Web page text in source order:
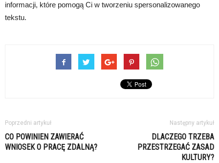
informacji, które pomogą Ci w tworzeniu spersonalizowanego
tekstu.
Poprzedni artykuł
CO POWINIEN ZAWIERAĆ
WNIOSEK O PRACĘ ZDALNĄ?
Następny artykuł
DLACZEGO TRZEBA
PRZESTRZEGAĆ ZASAD
KULTURY?